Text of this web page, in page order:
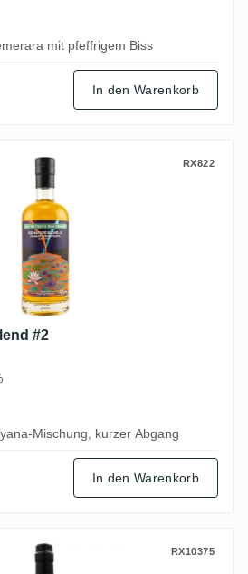
mit pfeffrigem Biss
In den Warenkorb
Blend #2 RX822
#2
Mischung, kurzer Abgang
In den Warenkorb
Tiba 2008 RX10375